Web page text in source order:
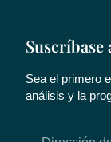
Sea el primero
análisis y la